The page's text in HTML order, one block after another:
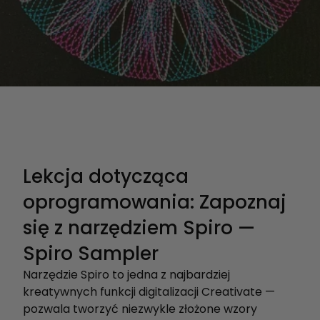
Lekcja dotycząca
oprogramowania: Zapoznaj
się z narzędziem Spiro —
Spiro Sampler
Narzędzie Spiro to jedna z najbardziej
kreatywnych funkcji digitalizacji Creativate —
pozwala tworzyć niezwykle złożone wzory